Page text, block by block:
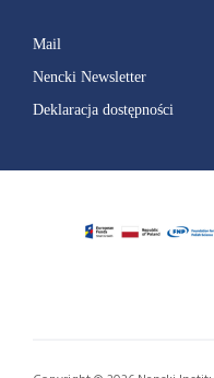
Mail
Nencki Newsletter
Deklaracja dostępności